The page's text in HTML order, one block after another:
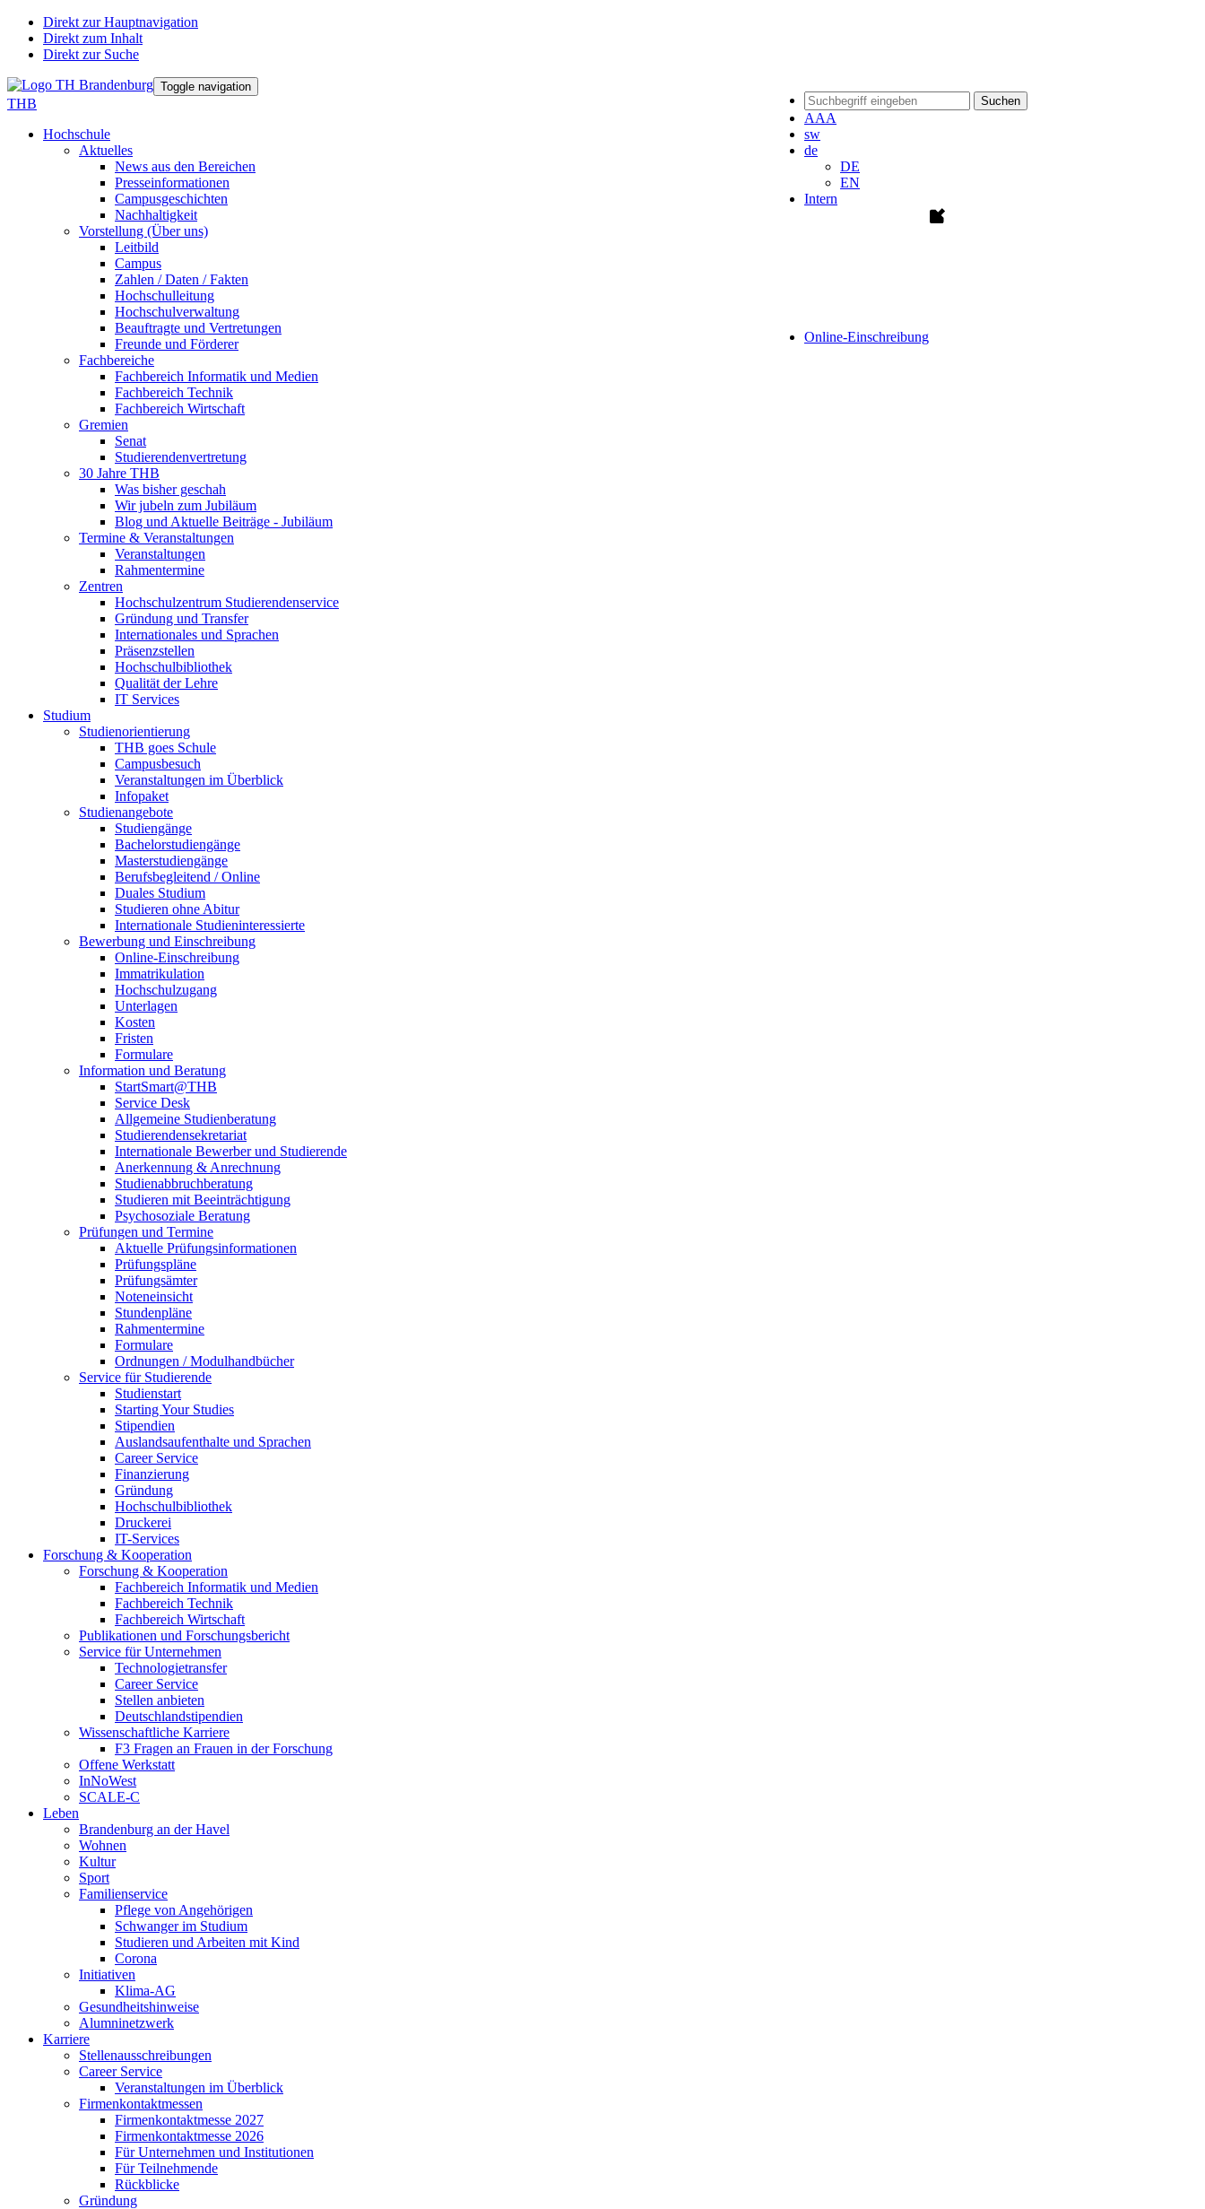
Direkt zur Hauptnavigation
Direkt zum Inhalt
Direkt zur Suche
Suchen
AAA
sw
de
DE
EN
Intern
Online-Einschreibung
Toggle navigation
THB
Hochschule
Aktuelles
News aus den Bereichen
Presseinformationen
Campusgeschichten
Nachhaltigkeit
Vorstellung (Über uns)
Leitbild
Campus
Zahlen / Daten / Fakten
Hochschulleitung
Hochschulverwaltung
Beauftragte und Vertretungen
Freunde und Förderer
Fachbereiche
Fachbereich Informatik und Medien
Fachbereich Technik
Fachbereich Wirtschaft
Gremien
Senat
Studierendenvertretung
30 Jahre THB
Was bisher geschah
Wir jubeln zum Jubiläum
Blog und Aktuelle Beiträge - Jubiläum
Termine & Veranstaltungen
Veranstaltungen
Rahmentermine
Zentren
Hochschulzentrum Studierendenservice
Gründung und Transfer
Internationales und Sprachen
Präsenzstellen
Hochschulbibliothek
Qualität der Lehre
IT Services
Studium
Studienorientierung
THB goes Schule
Campusbesuch
Veranstaltungen im Überblick
Infopaket
Studienangebote
Studiengänge
Bachelorstudiengänge
Masterstudiengänge
Berufsbegleitend / Online
Duales Studium
Studieren ohne Abitur
Internationale Studieninteressierte
Bewerbung und Einschreibung
Online-Einschreibung
Immatrikulation
Hochschulzugang
Unterlagen
Kosten
Fristen
Formulare
Information und Beratung
StartSmart@THB
Service Desk
Allgemeine Studienberatung
Studierendensekretariat
Internationale Bewerber und Studierende
Anerkennung & Anrechnung
Studienabbruchberatung
Studieren mit Beeinträchtigung
Psychosoziale Beratung
Prüfungen und Termine
Aktuelle Prüfungsinformationen
Prüfungspläne
Prüfungsämter
Noteneinsicht
Stundenpläne
Rahmentermine
Formulare
Ordnungen / Modulhandbücher
Service für Studierende
Studienstart
Starting Your Studies
Stipendien
Auslandsaufenthalte und Sprachen
Career Service
Finanzierung
Gründung
Hochschulbibliothek
Druckerei
IT-Services
Forschung & Kooperation
Forschung & Kooperation
Fachbereich Informatik und Medien
Fachbereich Technik
Fachbereich Wirtschaft
Publikationen und Forschungsbericht
Service für Unternehmen
Technologietransfer
Career Service
Stellen anbieten
Deutschlandstipendien
Wissenschaftliche Karriere
F3 Fragen an Frauen in der Forschung
Offene Werkstatt
InNoWest
SCALE-C
Leben
Brandenburg an der Havel
Wohnen
Kultur
Sport
Familienservice
Pflege von Angehörigen
Schwanger im Studium
Studieren und Arbeiten mit Kind
Corona
Initiativen
Klima-AG
Gesundheitshinweise
Alumninetzwerk
Karriere
Stellenausschreibungen
Career Service
Veranstaltungen im Überblick
Firmenkontaktmessen
Firmenkontaktmesse 2027
Firmenkontaktmesse 2026
Für Unternehmen und Institutionen
Für Teilnehmende
Rückblicke
Gründung